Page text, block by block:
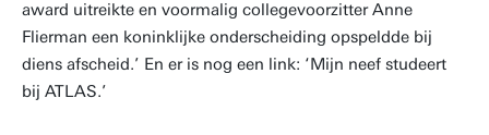
award uitreikte en voormalig collegevoorzitter Anne
Flierman een koninklijke onderscheiding opspeldde bij
diens afscheid.’ En er is nog een link: ‘Mijn neef studeert
bij ATLAS.’